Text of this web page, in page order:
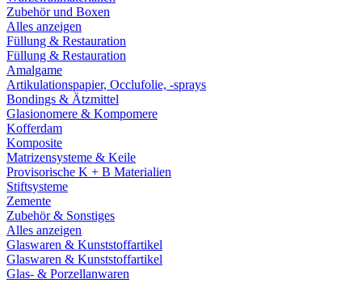
Zubehör und Boxen
Alles anzeigen
Füllung & Restauration
Füllung & Restauration
Amalgame
Artikulationspapier, Occlufolie, -sprays
Bondings & Ätzmittel
Glasionomere & Kompomere
Kofferdam
Komposite
Matrizensysteme & Keile
Provisorische K + B Materialien
Stiftsysteme
Zemente
Zubehör & Sonstiges
Alles anzeigen
Glaswaren & Kunststoffartikel
Glaswaren & Kunststoffartikel
Glas- & Porzellanwaren